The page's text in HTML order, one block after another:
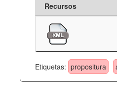
Recursos
Etiquetas: propositura